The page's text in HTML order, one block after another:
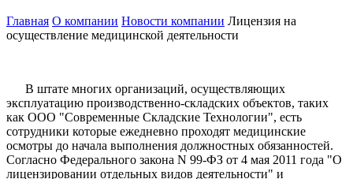
Главная О компании Новости компании Лицензия на
осуществление медицинской деятельности
В штате многих организаций, осуществляющих
эксплуатацию производственно-складских объектов, таких
как ООО "Современные Складские Технологии", есть
сотрудники которые ежедневно проходят медицинские
осмотры до начала выполнения должностных обязанностей.
Согласно Федерального закона N 99-ФЗ от 4 мая 2011 года "О
лицензировании отдельных видов деятельности" и